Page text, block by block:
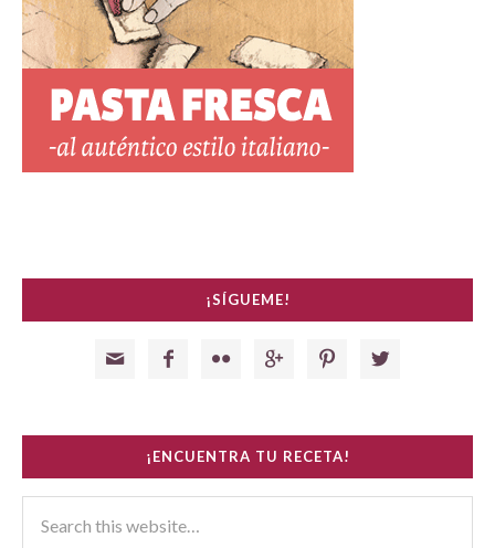
¡SÍGUEME!
     
¡ENCUENTRA TU RECETA!